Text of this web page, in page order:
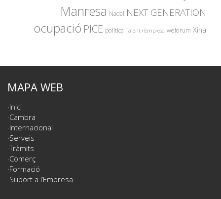
Manresa Nadal NEXT GENERATION
ocupació PICE política Talent+Empresa weforum Xina
MAPA WEB
Inici
Cambra
Internacional
Serveis
Tràmits
Comerç
Formació
Suport a l’Empresa